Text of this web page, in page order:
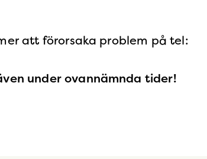
att förorsaka problem på tel:
under ovannämnda tider!